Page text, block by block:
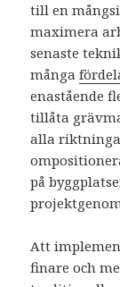
till en
maximera
senaste
många
enastående
tillåta
alla
på
Att
finare och